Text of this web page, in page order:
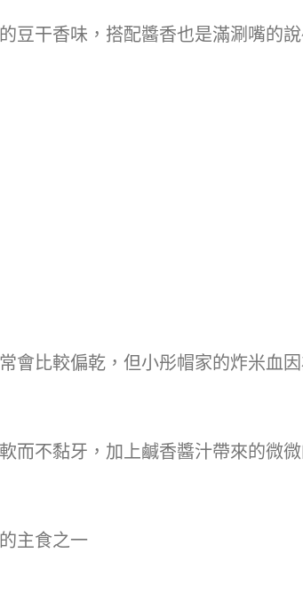
豆干香味，搭配醬香也是滿涮嘴的說
會比較偏乾，但小彤帽家的炸米血
而不黏牙，加上鹹香醬汁帶來的微
主食之一